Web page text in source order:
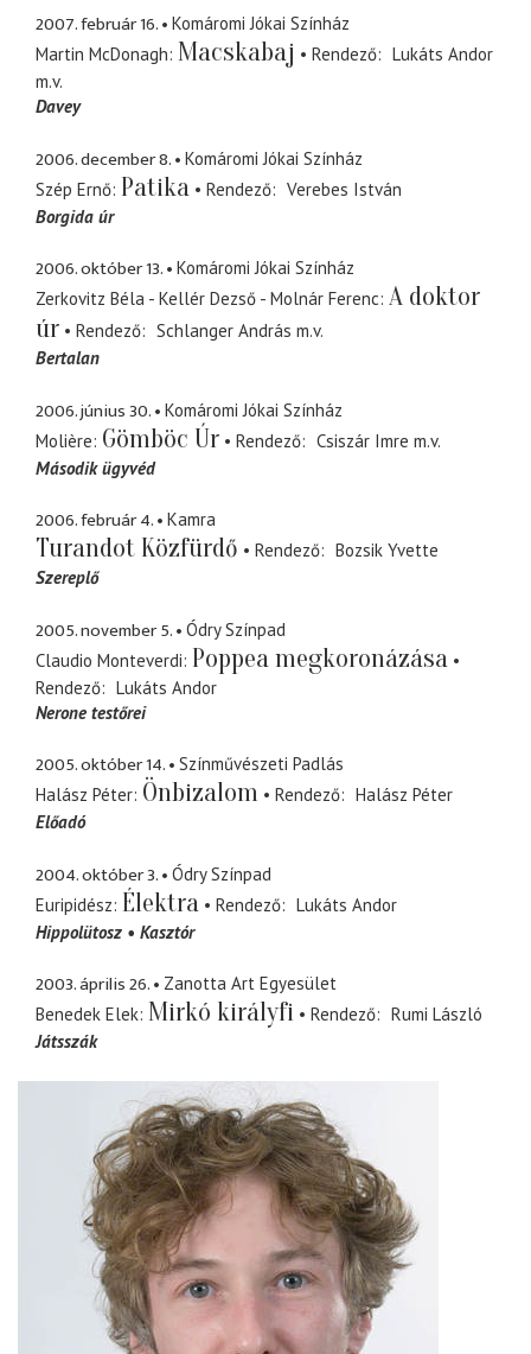
2007. február 16.
Komáromi Jókai Színház
Martin McDonagh Macskabaj Rendező
Lukáts Andor
m.v.
Davey
2006. december 8.
Komáromi Jókai Színház
Szép Ernő Patika Rendező
Verebes István
Borgida úr
2006. október 13.
Komáromi Jókai Színház
Zerkovitz Béla - Kellér Dezső - Molnár Ferenc A doktor
úr
Rendező Schlanger András m.v.
Bertalan
2006. június 30.
Komáromi Jókai Színház
Molière Gömböc Úr Rendező Csiszár Imre m.v.
Második ügyvéd
2006. február 4. Kamra
Turandot Közfürdő Rendező
Bozsik Yvette
Szereplő
2005. november 5.
Ódry Színpad
Claudio Monteverdi Poppea megkoronázása
Rendező
Lukáts Andor
Nerone testőrei
2005. október 14.
Színművészeti Padlás
Halász Péter Önbizalom Rendező
Halász Péter
Előadó
2004. október 3.
Ódry Színpad
Euripidész Élektra Rendező
Lukáts Andor
Hippolütosz
Kasztór
2003. április 26.
Zanotta Art Egyesület
Benedek Elek Mirkó királyfi Rendező
Rumi László
Játsszák